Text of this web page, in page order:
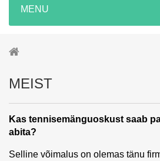
MENU
MEIST
Kas tennisemänguoskust saab
abita?
Selline võimalus on olemas tänu